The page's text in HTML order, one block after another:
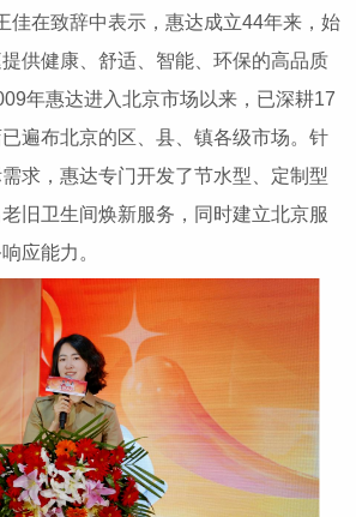
在致辞中表示，惠达成立44年来，始
供健康、舒适、智能、环保的高品质
年惠达进入北京市场以来，已深耕17
遍布北京的区、县、镇各级市场。针
求，惠达专门开发了节水型、定制型
旧卫生间焕新服务，同时建立北京服
应能力。